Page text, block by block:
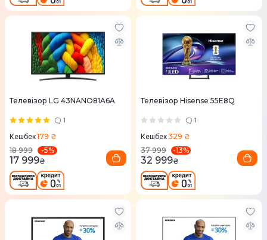
Телевізор LG 43NANO81A6A
1
Кешбек179 ₴
18 999
-5%
17 999₴
Телевізор Hisense 55E8Q
1
Кешбек329 ₴
37 999
-13%
32 999₴